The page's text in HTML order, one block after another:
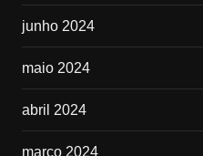
junho 2024
maio 2024
abril 2024
março 2024